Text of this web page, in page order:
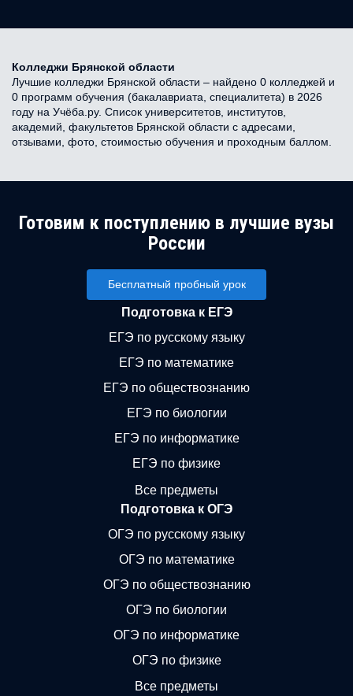
Колледжи Брянской области
Лучшие колледжи Брянской области – найдено 0 колледжей и
0 программ обучения (бакалавриата, специалитета) в 2026
году на Учёба.ру. Список университетов, институтов,
академий, факультетов Брянской области с адресами,
отзывами, фото, стоимостью обучения и проходным баллом.
Готовим к поступлению в лучшие вузы
России
Бесплатный пробный урок
Подготовка к ЕГЭ
ЕГЭ по русскому языку
ЕГЭ по математике
ЕГЭ по обществознанию
ЕГЭ по биологии
ЕГЭ по информатике
ЕГЭ по физике
Все предметы
Подготовка к ОГЭ
ОГЭ по русскому языку
ОГЭ по математике
ОГЭ по обществознанию
ОГЭ по биологии
ОГЭ по информатике
ОГЭ по физике
Все предметы